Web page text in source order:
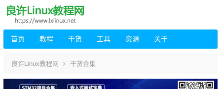
首页 教程 干货 工具 资源 关于
良许Linux教程网 干货合集